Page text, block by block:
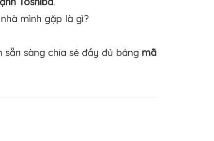
nhà mình gặp là gì?
sẵn sàng chia sẻ đầy đủ bảng mã